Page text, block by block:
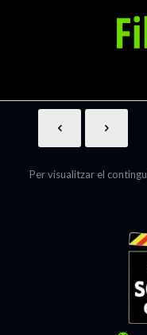
Per visualitzar el